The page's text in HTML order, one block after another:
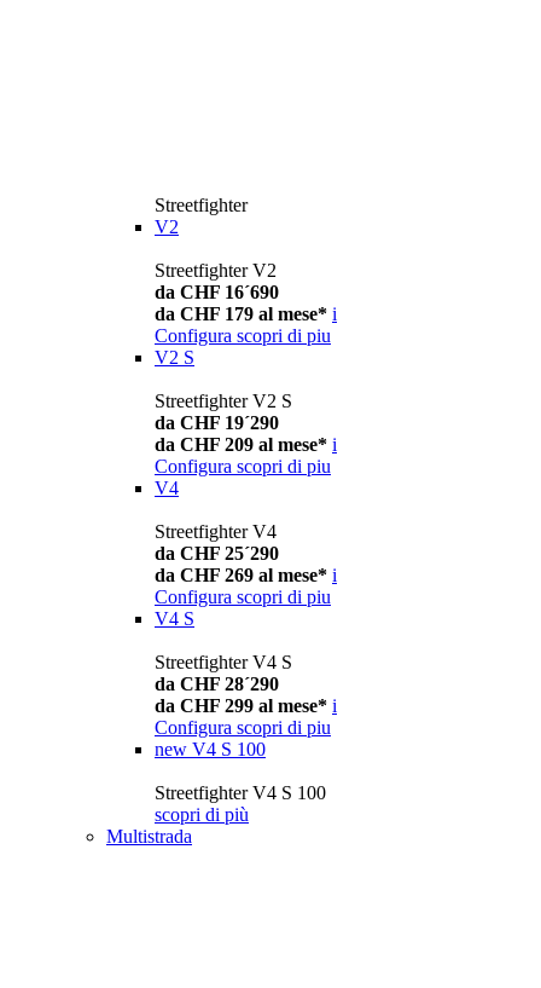
Streetfighter
V2
Streetfighter V2
da CHF 16´690
da CHF 179 al mese* i
Configura scopri di piu
V2 S
Streetfighter V2 S
da CHF 19´290
da CHF 209 al mese* i
Configura scopri di piu
V4
Streetfighter V4
da CHF 25´290
da CHF 269 al mese* i
Configura scopri di piu
V4 S
Streetfighter V4 S
da CHF 28´290
da CHF 299 al mese* i
Configura scopri di piu
new V4 S 100
Streetfighter V4 S 100
scopri di più
Multistrada